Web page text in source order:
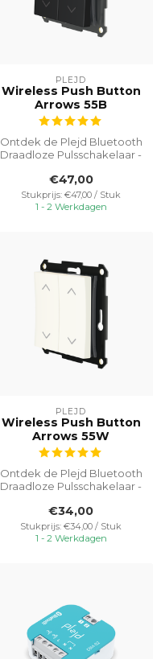
PLEJD
Wireless Push Button
Arrows 55B
Ontdek de Plejd Bluetooth
Draadloze Pulsschakelaar -
hand...
€47,00
Stukprijs: €47,00 / Stuk
1 - 2 Werkdagen
PLEJD
Wireless Push Button
Arrows 55W
Ontdek de Plejd Bluetooth
Draadloze Pulsschakelaar -
hand...
€34,00
Stukprijs: €34,00 / Stuk
1 - 2 Werkdagen